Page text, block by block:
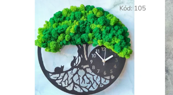
Kód: 105